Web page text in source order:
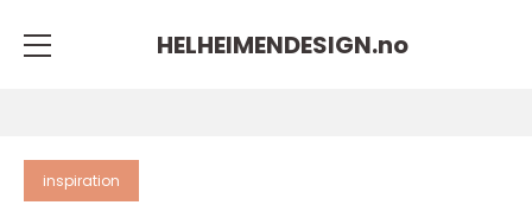
HELHEIMENDESIGN.no
inspiration